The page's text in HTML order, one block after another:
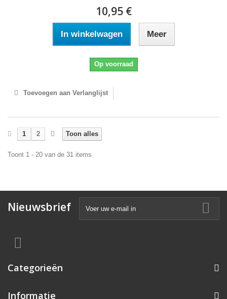
10,95 €
In winkelwagen Meer
Op voorraad
Toevoegen aan Verlanglijst
Toon alles
1 2
Toont 1 - 20 van de 31 items
Nieuwsbrief
Categorieën
Informatie